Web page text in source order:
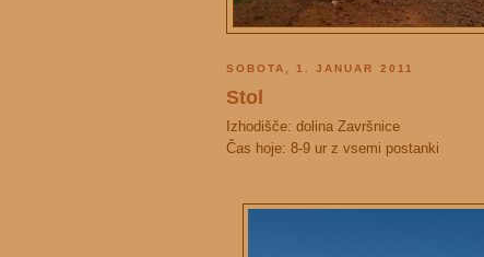
SOBOTA, 1. JANUAR 2011
Stol
Izhodišče: dolina Završnice
Čas hoje: 8-9 ur z vsemi postanki